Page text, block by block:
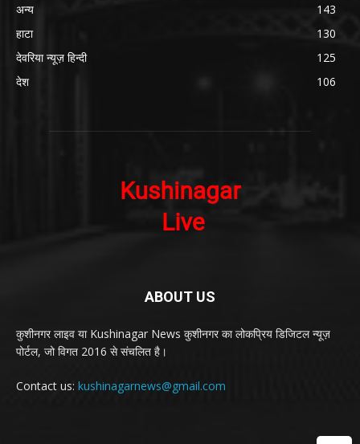
अन्य
143
हाटा
130
देवरिया न्यूज़ हिन्दी
125
देश
106
ABOUT US
कुशीनगर लाइव या Kushinagar News कुशीनगर का लोकप्रिय डिजिटल न्यूज़
पोर्टल, जो विगत 2016 से संचलित है।
Contact us: kushinagarnews@gmail.com